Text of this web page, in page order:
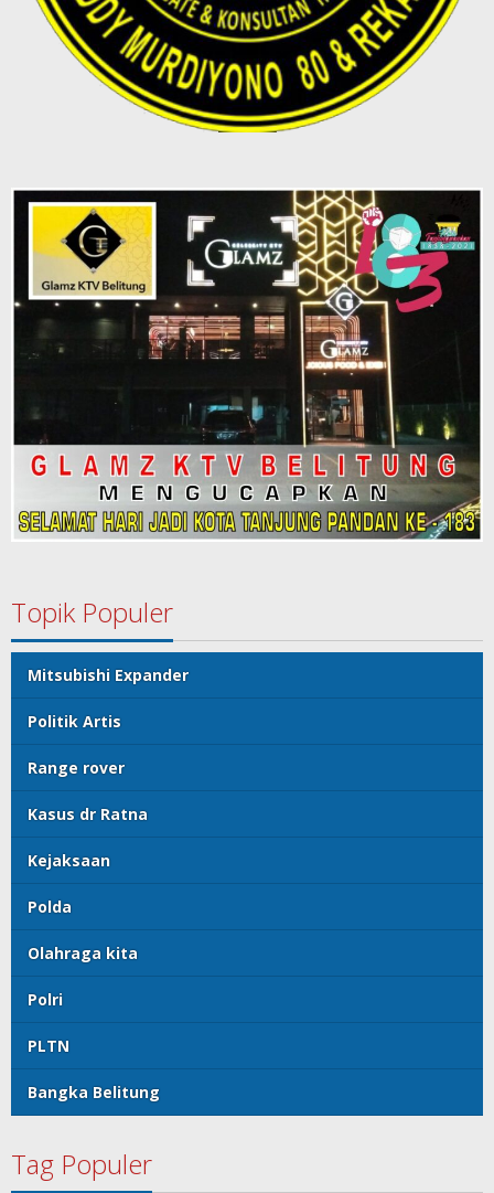
Topik Populer
Mitsubishi Expander
Politik Artis
Range rover
Kasus dr Ratna
Kejaksaan
Polda
Olahraga kita
Polri
PLTN
Bangka Belitung
Tag Populer